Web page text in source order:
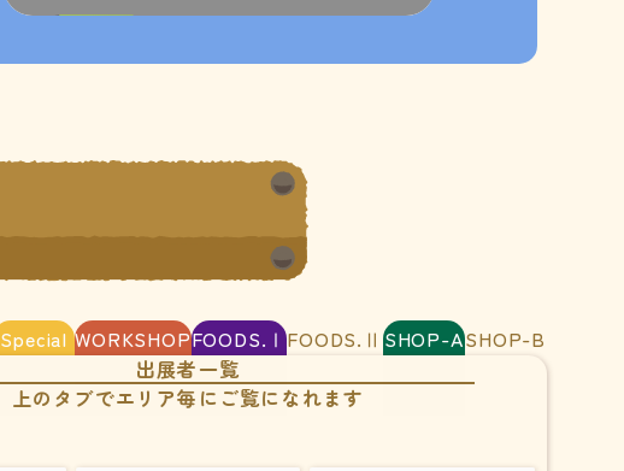
Special WORKSHOPFOODS.ⅠFOODS.Ⅱ SHOP-ASHOP-B
出展者一覧
上のタブでエリア毎にご覧になれます